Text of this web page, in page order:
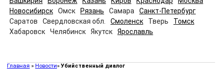
Новосибирск
Омск Рязань Самара
Санкт-Петербург
Саратов
Свердловская обл. Смоленск Тверь
Томск
Хабаровск
Челябинск Якутск Ярославль
Главная » Новости» Убийственный диалог